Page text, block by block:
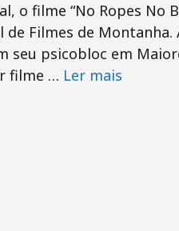
o filme “No Ropes No
Filmes de
seu psicobloc em
filme … Ler mais